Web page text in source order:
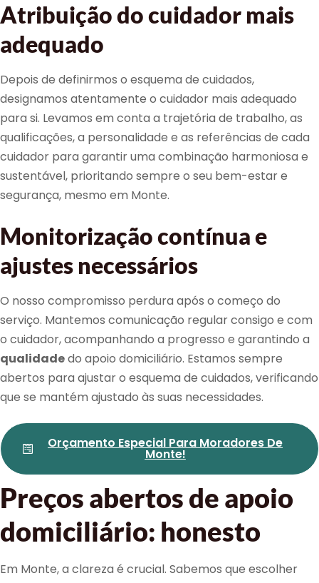
Atribuição do cuidador mais
adequado
Depois de definirmos o esquema de cuidados,
designamos atentamente o cuidador mais adequado
para si. Levamos em conta a trajetória de trabalho, as
qualificações, a personalidade e as referências de cada
cuidador para garantir uma combinação harmoniosa e
sustentável, prioritando sempre o seu bem-estar e
segurança, mesmo em Monte.
Monitorização contínua e
ajustes necessários
O nosso compromisso perdura após o começo do
serviço. Mantemos comunicação regular consigo e com
o cuidador, acompanhando a progresso e garantindo a
qualidadedo apoio domiciliário. Estamos sempre
abertos para ajustar o esquema de cuidados, verificando
que se mantém ajustado às suas necessidades.
Orçamento Especial Para Moradores De
Monte!
Preços abertos de apoio
domiciliário: honesto
Em Monte, a clareza é crucial. Sabemos que escolher